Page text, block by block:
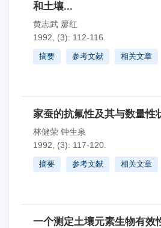
和土壤...
黄志武 廖红
1992, (3): 112-116.
摘要 参考文献 相关文章
家蚕的抗氟性及其与数量性
林健荣 钟生泉
1992, (3): 117-120.
摘要 参考文献 相关文章
一个测定土壤元素生物有效